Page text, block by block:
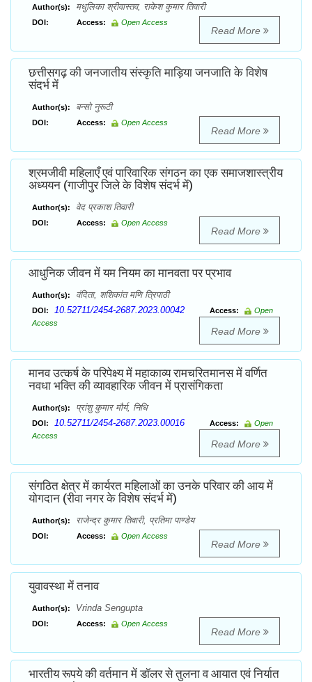
Author(s): मधुलिका श्रीवास्तव, राकेश कुमार तिवारी
DOI: Access: Open Access
Read More
छत्तीसगढ़ की जनजातीय संस्कृति माड़िया जनजाति के विशेष
संदर्भ में
Author(s): बन्सो नुरूटी
DOI: Access: Open Access
Read More
श्रमजीवी महिलाएँ एवं पारिवारिक संगठन का एक समाजशास्त्रीय
अध्ययन (गाजीपुर जिले के विशेष संदर्भ में)
Author(s): वेद प्रकाश तिवारी
DOI: Access: Open Access
Read More
आधुनिक जीवन में यम नियम का मानवता पर प्रभाव
Author(s): वंदिता, शशिकांत मणि त्रिपाठी
DOI: 10.52711/2454-2687.2023.00042 Access:
Open
Access
Read More
मानव उत्कर्ष के परिपेक्ष्य में महाकाव्य रामचरितमानस में वर्णित
नवधा भक्ति की व्यावहारिक जीवन में प्रासंगिकता
Author(s): प्रांशु कुमार मौर्य, निधि
DOI: 10.52711/2454-2687.2023.00016 Access:
Open
Access
Read More
संगठित क्षेत्र में कार्यरत महिलाओं का उनके परिवार की आय में
योगदान (रीवा नगर के विशेष संदर्भ में)
Author(s): राजेन्द्र कुमार तिवारी, प्रतिमा पाण्डेय
DOI: Access: Open Access
Read More
युवावस्था में तनाव
Author(s): Vrinda Sengupta
DOI: Access: Open Access
Read More
भारतीय रूपये की वर्तमान में डॉलर से तुलना व आयात एवं निर्यात